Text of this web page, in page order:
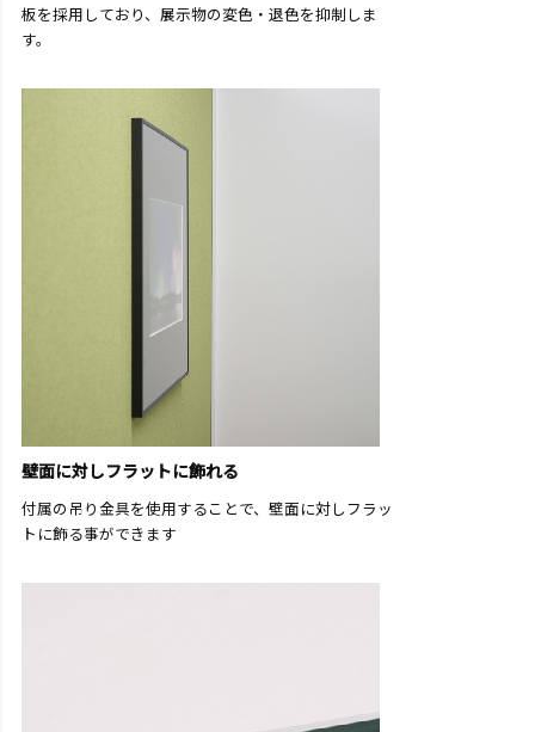
板を採用しており、展示物の変色・退色を抑制しま
す。
壁面に対しフラットに飾れる
付属の吊り金具を使用することで、壁面に対しフラッ
トに飾る事ができます